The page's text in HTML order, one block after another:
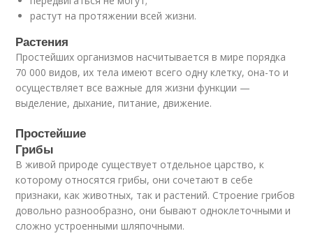
растут на протяжении всей жизни.
Растения
Простейших организмов насчитывается в мире порядка
70 000 видов, их тела имеют всего одну клетку, она-то и
осуществляет все важные для жизни функции —
выделение, дыхание, питание, движение.
Простейшие
Грибы
В живой природе существует отдельное царство, к
которому относятся грибы, они сочетают в себе
признаки, как животных, так и растений. Строение грибов
довольно разнообразно, они бывают одноклеточными и
сложно устроенными шляпочными.